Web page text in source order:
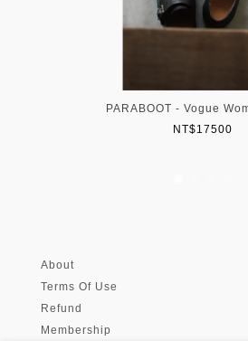
PARABOOT - Vogue
NT$17500
About
Terms Of Use
Refund
Membership